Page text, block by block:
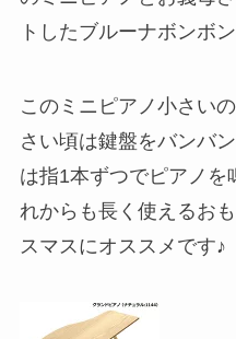
トしたブルーナボンボ
このミニピアノ小さい
さい頃は鍵盤をバンバ
は指1本ずつでピアノを
れからも長く使えるお
スマスにオススメです♪